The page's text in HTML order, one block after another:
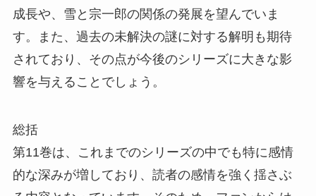
成長や、雪と宗一郎の関係の発展を望んでいま
す。また、過去の未解決の謎に対する解明も期待
されており、その点が今後のシリーズに大きな影
響を与えることでしょう。
総括
第11巻は、これまでのシリーズの中でも特に感情
的な深みが増しており、読者の感情を強く揺さぶ